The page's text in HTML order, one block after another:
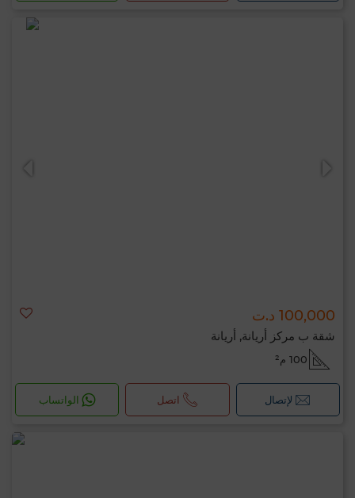
100,000 د.ت
شقة ب مركز أريانة, أريانة
100 م²
لإتصال اتصل الواتساب